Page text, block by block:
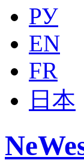
РУ
EN
FR
日本